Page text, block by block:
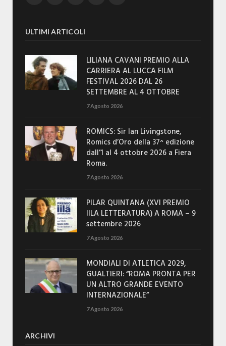
ULTIMI ARTICOLI
LILIANA CAVANI PREMIO ALLA
CARRIERA AL LUCCA FILM
FESTIVAL 2026 DAL 26
SETTEMBRE AL 4 OTTOBRE
7 Agosto 2026
ROMICS: Sir Ian Livingstone,
Romics d’Oro della 37^ edizione
dall’1 al 4 ottobre 2026 a Fiera
Roma.
7 Agosto 2026
PILAR QUINTANA (XVI PREMIO
IILA LETTERATURA) A ROMA – 9
settembre 2026
7 Agosto 2026
MONDIALI DI ATLETICA 2029,
GUALTIERI: “ROMA PRONTA PER
UN ALTRO GRANDE EVENTO
INTERNAZIONALE”
7 Agosto 2026
ARCHIVI